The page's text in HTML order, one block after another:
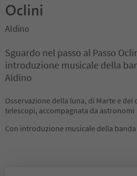
Oclini
Aldino
Sguardo nel passo al Passo
introduzione musicale della
Aldino
Osservazione della luna, di Marte e
telescopi, accompagnata da astronomi
Con introduzione musicale della